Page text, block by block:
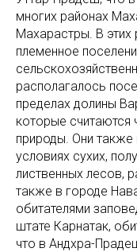
многих районах
Махарастры. В
племенное
располагалось
пределах долины
которые считаются
природы. Они также
условиях сухих,
лиственных лесов,
также в городе
обитателями
штате Карнатак,
что в Андхра-